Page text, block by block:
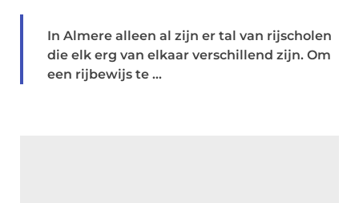
In Almere alleen al zijn er tal van rijscholen
die elk erg van elkaar verschillend zijn. Om
een rijbewijs te ...